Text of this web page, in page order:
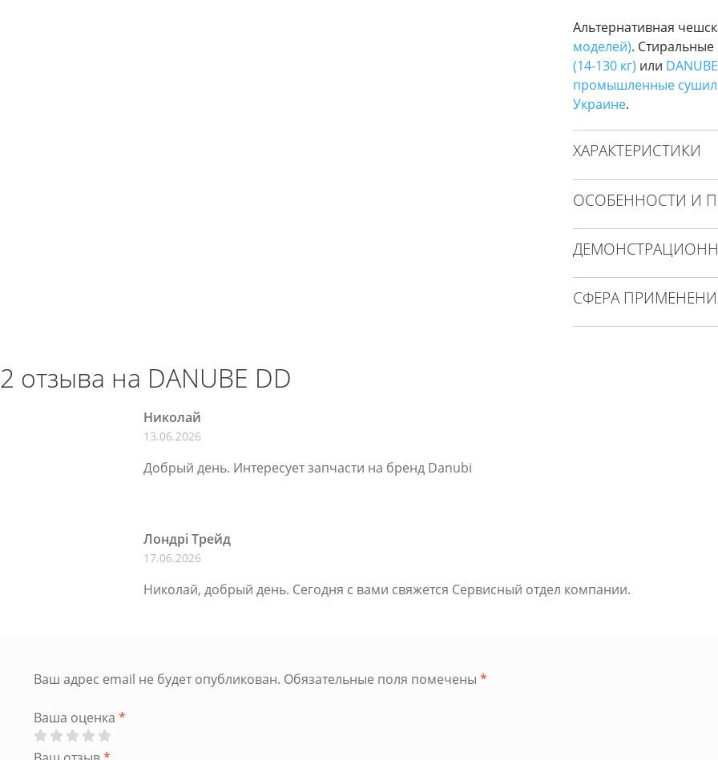
Альтернативная
моделей).
(14-130 кг) или
промышленные
Украине.
ХАРАКТЕРИСТИКИ
ОСОБЕННОСТИ И
СФЕРА
2 отзыва на DANUBE DD
Николай
13.06.2026
Добрый день. Интересует запчасти на бренд Danubi
Лондрі Трейд
17.06.2026
Николай, добрый день. Сегодня с вами свяжется Сервисный отдел компании.
Ваш адрес email не будет опубликован. Обязательные поля помечены *
Ваша оценка *